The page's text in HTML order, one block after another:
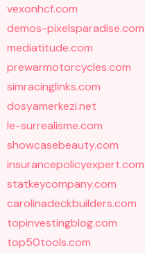
vexonhcf.com
demos-pixelsparadise.com
mediatitude.com
prewarmotorcycles.com
simracinglinks.com
dosyamerkezi.net
le-surrealisme.com
showcasebeauty.com
insurancepolicyexpert.com
statkeycompany.com
carolinadeckbuilders.com
topinvestingblog.com
top50tools.com